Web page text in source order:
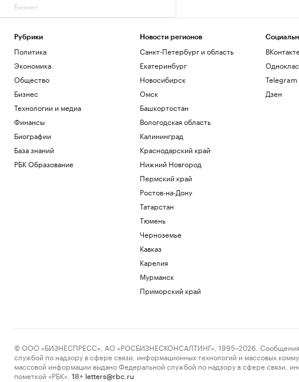
Бизнес
Затраты на строительство ТЭС для
Бизнес
Рубрики
Политика
Экономика
Общество
Бизнес
Технологии и медиа
Финансы
Биографии
База знаний
РБК Образование
Новости регионов
Санкт-Петербург и область
Екатеринбург
Новосибирск
Омск
Башкортостан
Вологодская область
Калининград
Краснодарский край
Нижний Новгород
Пермский край
Ростов-на-Дону
Татарстан
Тюмень
Черноземье
Кавказ
Карелия
Мурманск
Приморский край
Telegram
Дзен
© ООО «БИЗНЕСПРЕСС», АО «РОСБИЗНЕСКОНСАЛТИНГ», 1995–2026. Сообщения и
службой по надзору в сфере связи, информационных технологий и массовых
массовой информации выдано Федеральной службой по надзору в сфере связи,
пометкой «РБК».
18+ letters@rbc.ru